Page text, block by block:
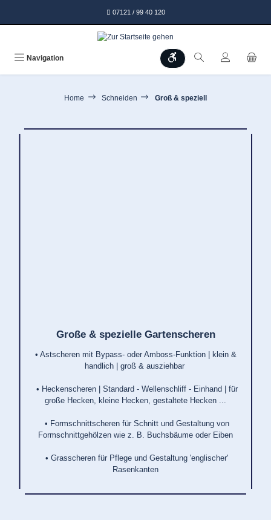
07121 / 99 40 120
Navigation Werkzeugleiste anzeigen
Home Schneiden Groß & speziell
Große & spezielle Gartenscheren
• Astscheren mit Bypass- oder Amboss-Funktion | klein &
handlich | groß & ausziehbar
• Heckenscheren | Standard - Wellenschliff - Einhand | für
große Hecken, kleine Hecken, gestaltete Hecken ...
• Formschnittscheren für Schnitt und Gestaltung von
Formschnittgehölzen wie z. B. Buchsbäume oder Eiben
• Grasscheren für Pflege und Gestaltung 'englischer'
Rasenkanten